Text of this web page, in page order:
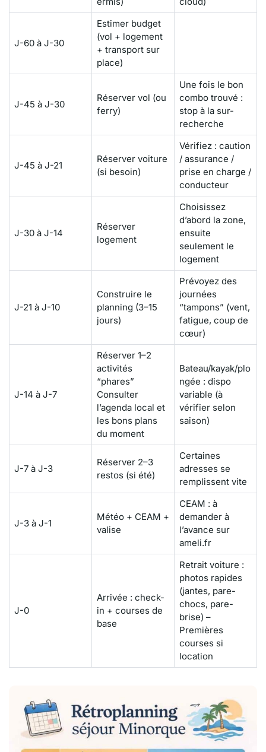
J-60 à J-30
Estimer budget
(vol + logement
+ transport sur
place)
J-45 à J-30
Réserver vol (ou
ferry)
Une fois le bon
combo trouvé :
stop à la sur-
recherche
J-45 à J-21
Réserver voiture
(si besoin)
Vérifiez : caution
/ assurance /
prise en charge /
conducteur
J-30 à J-14
Réserver
logement
Choisissez
d’abord la zone,
ensuite
seulement le
logement
J-21 à J-10
Construire le
planning (3–15
jours)
Prévoyez des
journées
“tampons” (vent,
fatigue, coup de
cœur)
J-14 à J-7
Réserver 1–2
activités
“phares”
Consulter
l’agenda local et
les bons plans
du moment
Bateau/kayak/plo
ngée : dispo
variable (à
vérifier selon
saison)
J-7 à J-3
Réserver 2–3
restos (si été)
Certaines
adresses se
remplissent vite
J-3 à J-1
Météo + CEAM +
valise
CEAM : à
demander à
l’avance sur
ameli.fr
J-0
Arrivée : check-
in + courses de
base
Retrait voiture :
photos rapides
(jantes, pare-
chocs, pare-
brise) –
Premières
courses si
location